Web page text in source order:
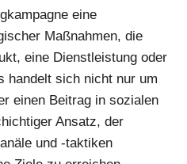
eine
Maßnahmen, die
eine Dienstleistung oder
handelt sich nicht nur um
einen Beitrag in sozialen
Ansatz, der
und -taktiken